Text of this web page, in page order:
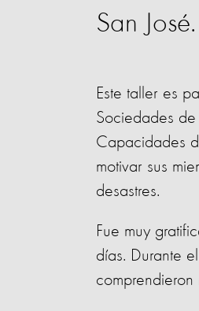
San José.
Este taller es
Sociedades
Capacidades
motivar sus
desastres.
Fue muy
días. Durante